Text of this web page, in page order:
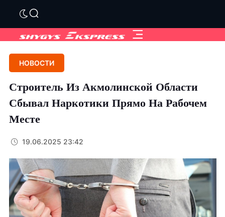
НОВОСТИ
Строитель Из Акмолинской Области
Сбывал Наркотики Прямо На Рабочем
Месте
19.06.2025 23:42